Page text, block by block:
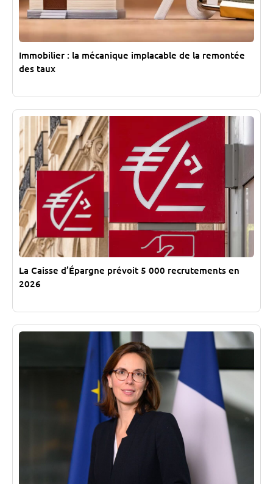
Immobilier : la mécanique implacable de la remontée
des taux
La Caisse d’Épargne prévoit 5 000 recrutements en
2026